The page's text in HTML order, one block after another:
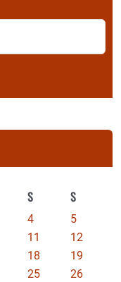
S S
4
5
11
12
18
19
25
26